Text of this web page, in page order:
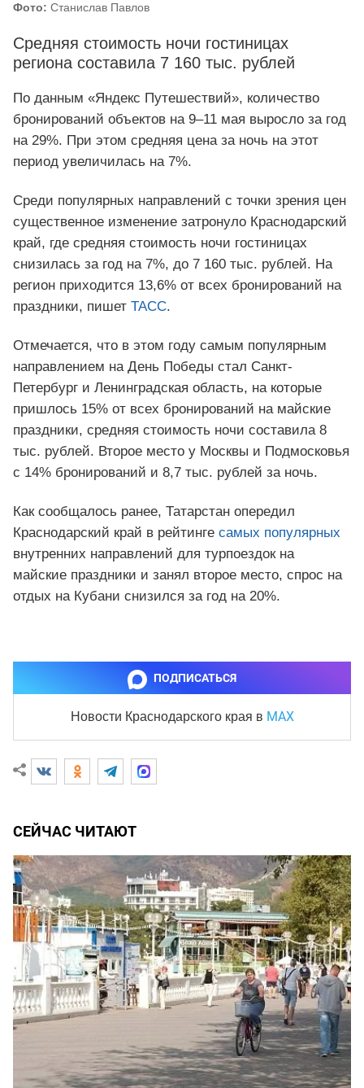
Фото: Станислав Павлов
Средняя стоимость ночи гостиницах
региона составила 7 160 тыс. рублей
По данным «Яндекс Путешествий», количество
бронирований объектов на 9–11 мая выросло за год
на 29%. При этом средняя цена за ночь на этот
период увеличилась на 7%.
Среди популярных направлений с точки зрения цен
существенное изменение затронуло Краснодарский
край, где средняя стоимость ночи гостиницах
снизилась за год на 7%, до 7 160 тыс. рублей. На
регион приходится 13,6% от всех бронирований на
праздники, пишет ТАСС.
Отмечается, что в этом году самым популярным
направлением на День Победы стал Санкт-
Петербург и Ленинградская область, на которые
пришлось 15% от всех бронирований на майские
праздники, средняя стоимость ночи составила 8
тыс. рублей. Второе место у Москвы и Подмосковья
с 14% бронирований и 8,7 тыс. рублей за ночь.
Как сообщалось ранее, Татарстан опередил
Краснодарский край в рейтинге самых популярных
внутренних направлений для турпоездок на
майские праздники и занял второе место, спрос на
отдых на Кубани снизился за год на 20%.
ПОДПИСАТЬСЯ
Новости Краснодарского края в MAX
СЕЙЧАС ЧИТАЮТ